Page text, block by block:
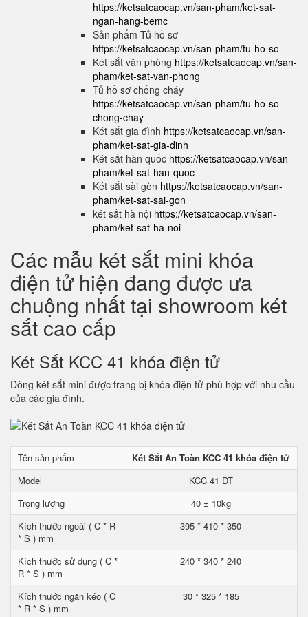
https://ketsatcaocap.vn/san-pham/ket-sat-
ngan-hang-bemc
Sản phẩm Tủ hồ sơ
https://ketsatcaocap.vn/san-pham/tu-ho-so
Két sắt văn phòng https://ketsatcaocap.vn/san-
pham/ket-sat-van-phong
Tủ hồ sơ chống cháy
https://ketsatcaocap.vn/san-pham/tu-ho-so-
chong-chay
Két sắt gia đình https://ketsatcaocap.vn/san-
pham/ket-sat-gia-dinh
Két sắt hàn quốc https://ketsatcaocap.vn/san-
pham/ket-sat-han-quoc
Két sắt sài gòn https://ketsatcaocap.vn/san-
pham/ket-sat-sai-gon
két sắt hà nội https://ketsatcaocap.vn/san-
pham/ket-sat-ha-noi
Các mẫu két sắt mini khóa
điện tử hiện đang được ưa
chuộng nhất tại showroom két
sắt cao cấp
Két Sắt KCC 41 khóa điện tử
Dòng két sắt mini được trang bị khóa điện tử phù hợp với nhu cầu
của các gia đình.
Tên sản phẩm
Két Sắt An Toàn KCC 41 khóa điện tử
Model
KCC 41 DT
Trọng lượng
40 ± 10kg
Kích thước ngoài ( C * R
* S ) mm
395 * 410 * 350
Kích thước sử dụng ( C *
R * S ) mm
240 * 340 * 240
Kích thước ngăn kéo ( C
* R * S ) mm
30 * 325 * 185